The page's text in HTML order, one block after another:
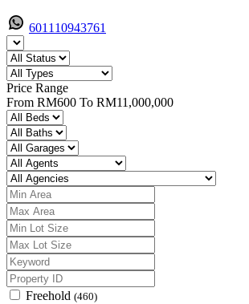
601110943761
Price Range
From RM600 To RM11,000,000
Freehold (460)